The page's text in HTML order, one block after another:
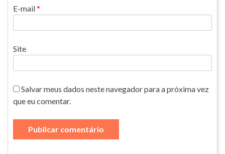
E-mail*
Site
Salvar meus dados neste navegador para a próxima vez
que eu comentar.